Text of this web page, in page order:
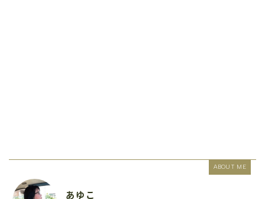
ABOUT ME
あゆこ